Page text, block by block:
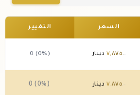
السعر التغيير
٧,٨٧٥.٠٠ دينار 0 (0%)
٧,٨٧٥ دينار 0 (0%)